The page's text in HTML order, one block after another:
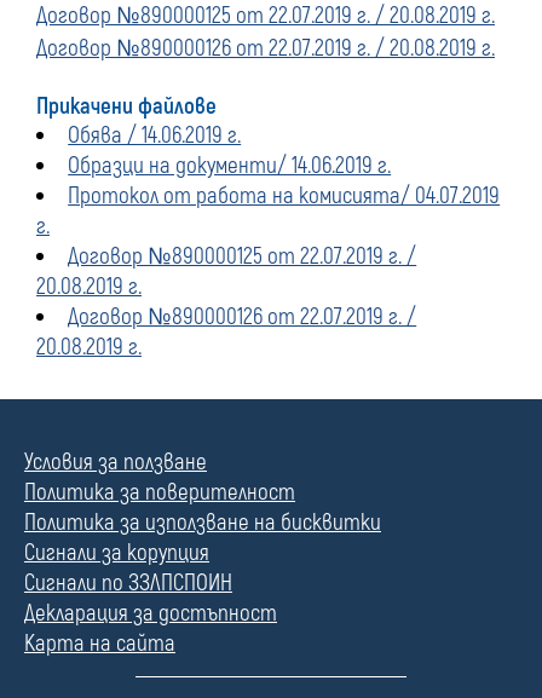
Договор №890000125 от 22.07.2019 г. / 20.08.2019 г.
Договор №890000126 от 22.07.2019 г. / 20.08.2019 г.
Прикачени файлове
Обява / 14.06.2019 г.
Образци на документи/ 14.06.2019 г.
Протокол от работа на комисията/ 04.07.2019
г.
Договор №890000125 от 22.07.2019 г. /
20.08.2019 г.
Договор №890000126 от 22.07.2019 г. /
20.08.2019 г.
Условия за ползване
Политика за поверителност
Политика за използване на бисквитки
Сигнали за корупция
Сигнали по ЗЗЛПСПОИН
Декларация за достъпност
Карта на сайта